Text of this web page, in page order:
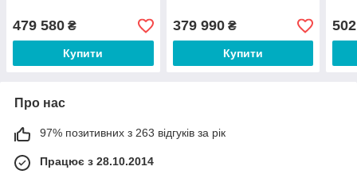
479 580 ₴
Купити
379 990₴
Купити
Про нас
97% позитивних з 263 відгуків за рік
Працює з 28.10.2014